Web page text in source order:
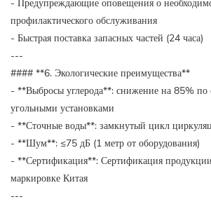
- Предупреждающие оповещения о
профилактического обслуживания
- Быстрая поставка запасных частей (24 часа)
---
#### **6. Экологические преимущества**
- **Выбросы углерода**: снижение на 85% по
угольными установками
- **Сточные воды**: замкнутый цикл
- **Шум**: ≤75 дБ (1 метр от оборудования)
- **Сертификация**: Сертификация
маркировке Китая
---